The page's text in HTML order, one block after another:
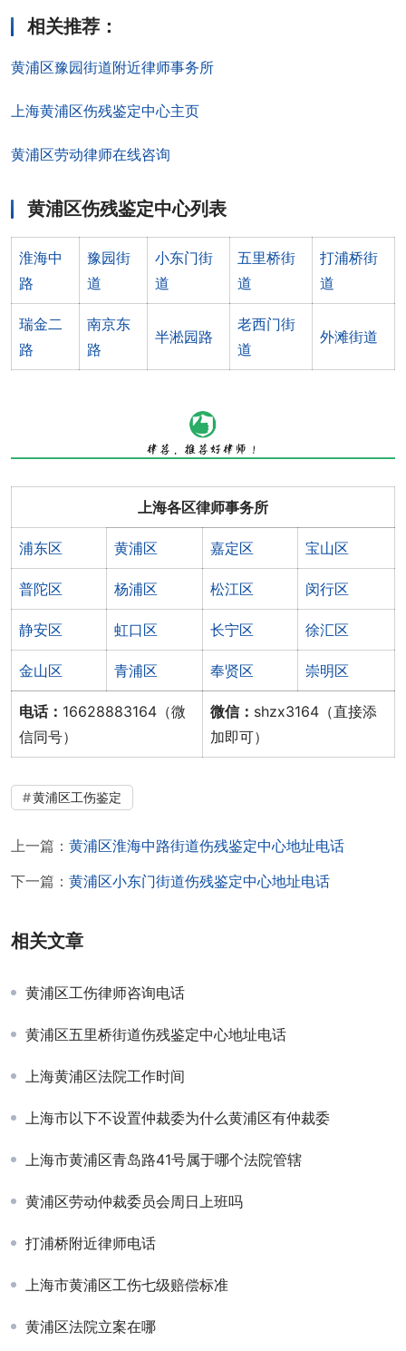
相关推荐 ：
黄浦区豫园街道附近律师事务所
上海黄浦区伤残鉴定中心主页
黄浦区劳动律师在线咨询
黄浦区伤残鉴定中心列表
淮海中
路
豫园街
道
小东门街
道
五里桥街
道
打浦桥街
道
瑞金二
路
南京东
路
半淞园路
老西门街
道
外滩街道
上海各区律师事务所
浦东区 黄浦区 嘉定区 宝山区
普陀区 杨浦区 松江区 闵行区
静安区 虹口区 长宁区 徐汇区
金山区 青浦区 奉贤区 崇明区
电话： 16628883164（微
信同号）
微信： shzx3164（直接添
加即可）
黄浦区工伤鉴定
上一篇： 黄浦区淮海中路街道伤残鉴定中心地址电话
下一篇： 黄浦区小东门街道伤残鉴定中心地址电话
相关文章
黄浦区工伤律师咨询电话
黄浦区五里桥街道伤残鉴定中心地址电话
上海黄浦区法院工作时间
上海市以下不设置仲裁委为什么黄浦区有仲裁委
上海市黄浦区青岛路41号属于哪个法院管辖
黄浦区劳动仲裁委员会周日上班吗
打浦桥附近律师电话
上海市黄浦区工伤七级赔偿标准
黄浦区法院立案在哪